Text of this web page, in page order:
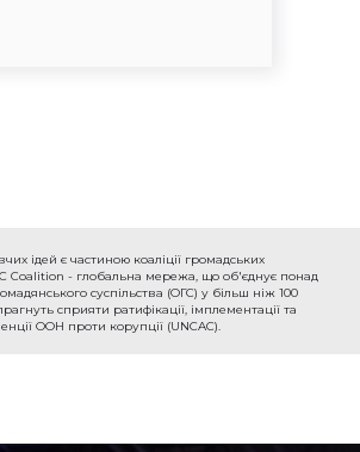
ідей є частиною коаліції громадських
Coalition - глобальна мережа, що об'єднує понад
суспільства (ОГС) у більш ніж 100
сприяти ратифікації, імплементації та
ООН проти корупції (UNCAC).